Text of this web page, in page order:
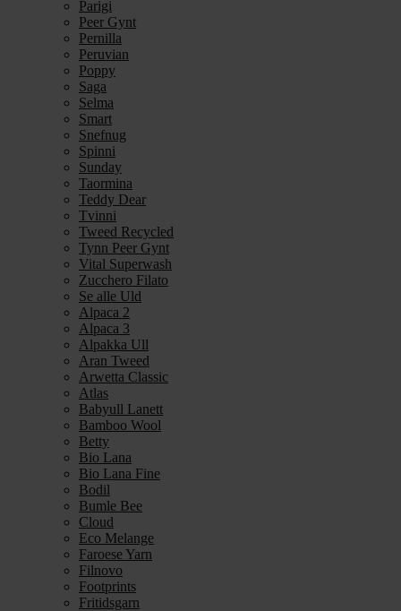
Parigi
Peer Gynt
Pernilla
Peruvian
Poppy
Saga
Selma
Smart
Snefnug
Spinni
Sunday
Taormina
Teddy Dear
Tvinni
Tweed Recycled
Tynn Peer Gynt
Vital Superwash
Zucchero Filato
Se alle Uld
Alpaca 2
Alpaca 3
Alpakka Ull
Aran Tweed
Arwetta Classic
Atlas
Babyull Lanett
Bamboo Wool
Betty
Bio Lana
Bio Lana Fine
Bodil
Bumle Bee
Cloud
Eco Melange
Faroese Yarn
Filnovo
Footprints
Fritidsgarn